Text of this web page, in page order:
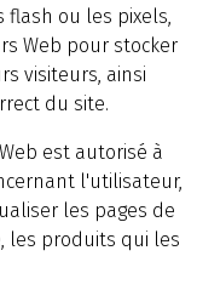
flash ou les pixels,
Web pour stocker
visiteurs, ainsi
du site.
est autorisé à
l'utilisateur,
les pages de
les produits qui les